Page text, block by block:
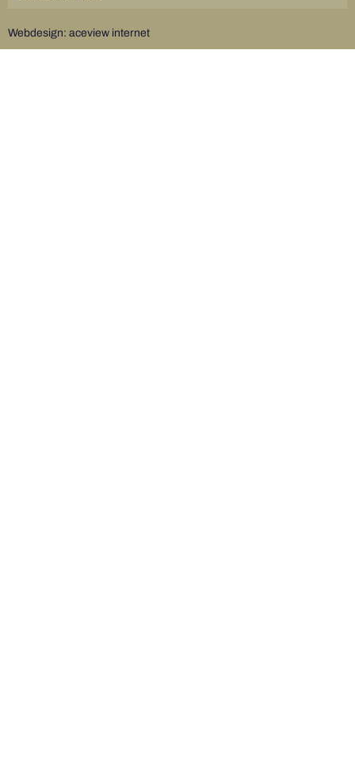
Webdesign: aceview internet